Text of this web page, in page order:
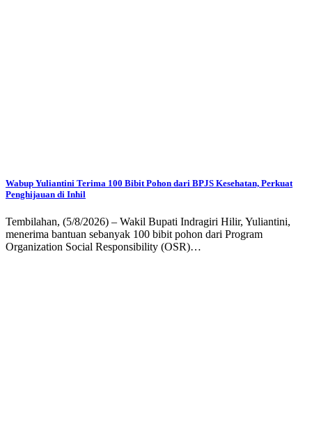
Wabup Yuliantini Terima 100 Bibit Pohon dari BPJS Kesehatan, Perkuat
Penghijauan di Inhil
Tembilahan, (5/8/2026) – Wakil Bupati Indragiri Hilir, Yuliantini,
menerima bantuan sebanyak 100 bibit pohon dari Program
Organization Social Responsibility (OSR)…